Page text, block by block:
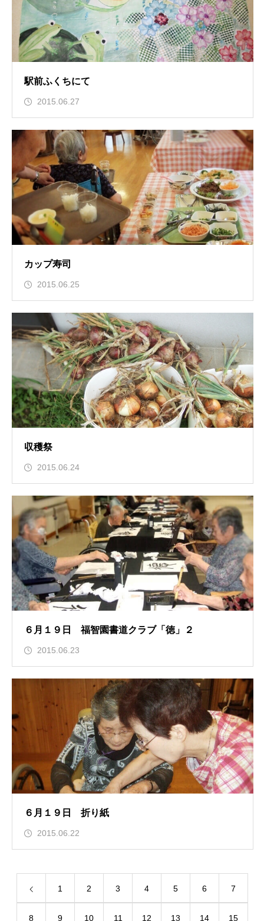
駅前ふくちにて
2015.06.27
カップ寿司
2015.06.25
収穫祭
2015.06.24
６月１９日 福智園書道クラブ「徳」２
2015.06.23
６月１９日 折り紙
2015.06.22
1 2 3 4 5 6 7
8 9 10 11 12 13 14 15